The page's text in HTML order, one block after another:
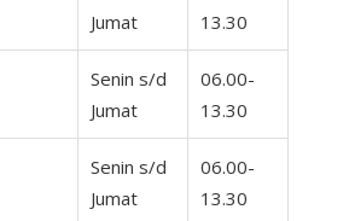
Jumat
13.30
Senin s/d
Jumat
06.00-
13.30
Senin s/d
Jumat
06.00-
13.30